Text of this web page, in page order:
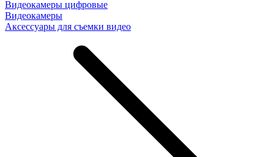
Видеокамеры цифровые
Видеокамеры
Аксессуары для съемки видео